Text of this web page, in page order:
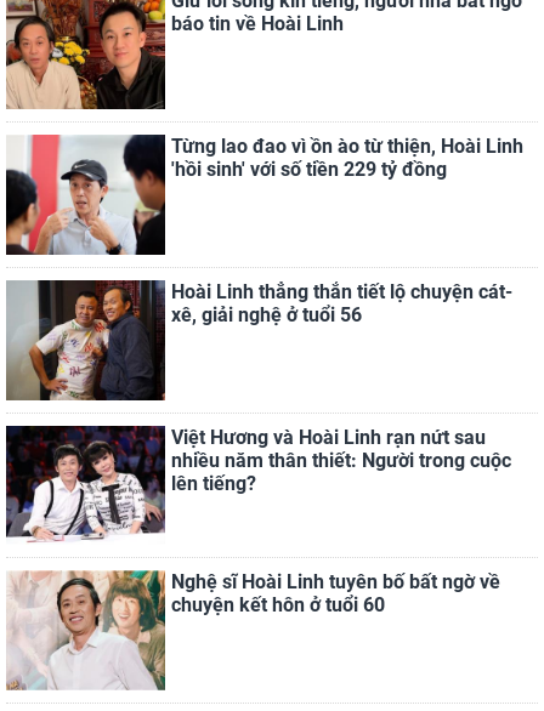
báo tin về Hoài Linh
Từng lao đao vì ồn ào từ thiện, Hoài Linh
'hồi sinh' với số tiền 229 tỷ đồng
Hoài Linh thẳng thắn tiết lộ chuyện cát-
xê, giải nghệ ở tuổi 56
Việt Hương và Hoài Linh rạn nứt sau
nhiều năm thân thiết: Người trong cuộc
lên tiếng?
Nghệ sĩ Hoài Linh tuyên bố bất ngờ về
chuyện kết hôn ở tuổi 60